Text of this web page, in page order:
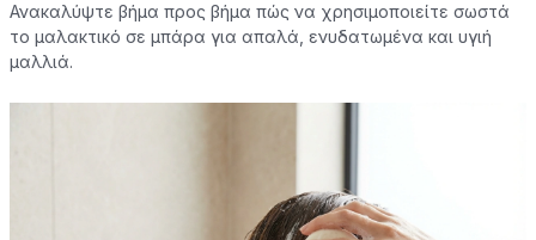
Ανακαλύψτε βήμα προς βήμα πώς να χρησιμοποιείτε σωστά
το μαλακτικό σε μπάρα για απαλά, ενυδατωμένα και υγιή
μαλλιά.